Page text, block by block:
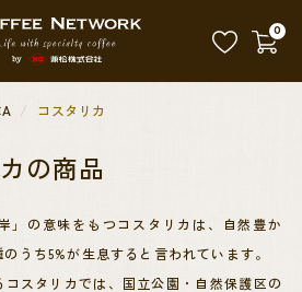
0
コスタリカ
の商品
」の意味をもつコスタリカは、自然豊か
うち5%が生息すると言われています。
スタリカでは、国立公園・自然保護区の